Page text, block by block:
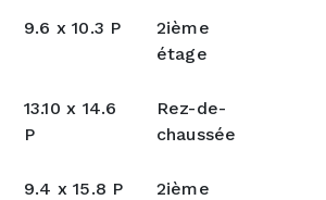
9.6 x 10.3 P
2ième
étage
13.10 x 14.6
P
Rez-de-
chaussée
9.4 x 15.8 P
2ième